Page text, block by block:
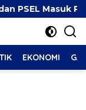
Masuk
EKONOMI